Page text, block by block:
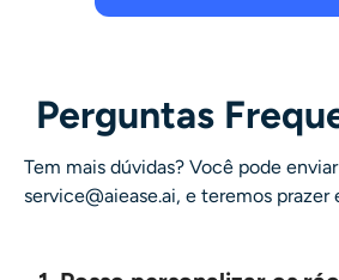
Perguntas
Tem mais dúvidas? Você pode
service@aiease.ai, e teremos prazer